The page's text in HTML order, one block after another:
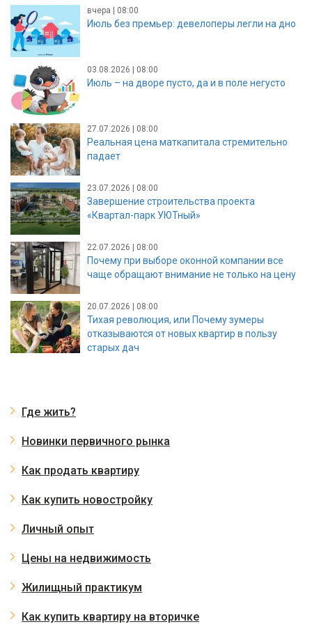
вчера | 08:00
Июль без премьер: девелоперы легли на дно
03.08.2026 | 08:00
Июль – на дворе пусто, да и в поле негусто
27.07.2026 | 08:00
Реальная цена маткапитала стремительно
падает
23.07.2026 | 08:00
Завершение строительства проекта
«Квартал-парк УЮТный»
22.07.2026 | 08:00
Почему при выборе оконной компании все
чаще обращают внимание не только на цену
20.07.2026 | 08:00
Тихая революция, или Почему зумеры
отказываются от новых квартир в пользу
старых дач
Где жить?
Новинки первичного рынка
Как продать квартиру
Как купить новостройку
Личный опыт
Цены на недвижимость
Жилищный практикум
Как купить квартиру на вторичке